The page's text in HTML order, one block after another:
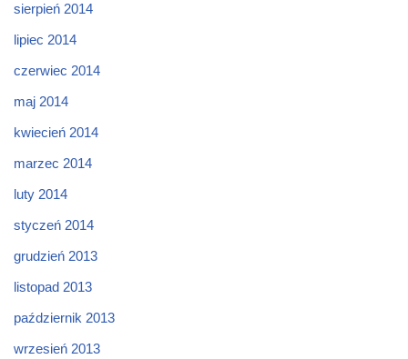
sierpień 2014
lipiec 2014
czerwiec 2014
maj 2014
kwiecień 2014
marzec 2014
luty 2014
styczeń 2014
grudzień 2013
listopad 2013
październik 2013
wrzesień 2013